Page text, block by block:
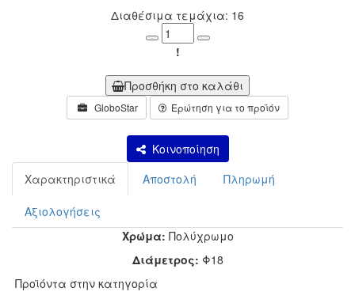
Διαθέσιμα τεμάχια: 16
Minus
Plus
!
Προσθήκη στο καλάθι
GloboStar Ερώτηση για το προϊόν
Κοινοποίηση
Χαρακτηριστικά
Αποστολή Πληρωμή
Αξιολογήσεις
Χρώμα: Πολύχρωμο
Διάμετρος: Φ18
Προϊόντα στην κατηγορία